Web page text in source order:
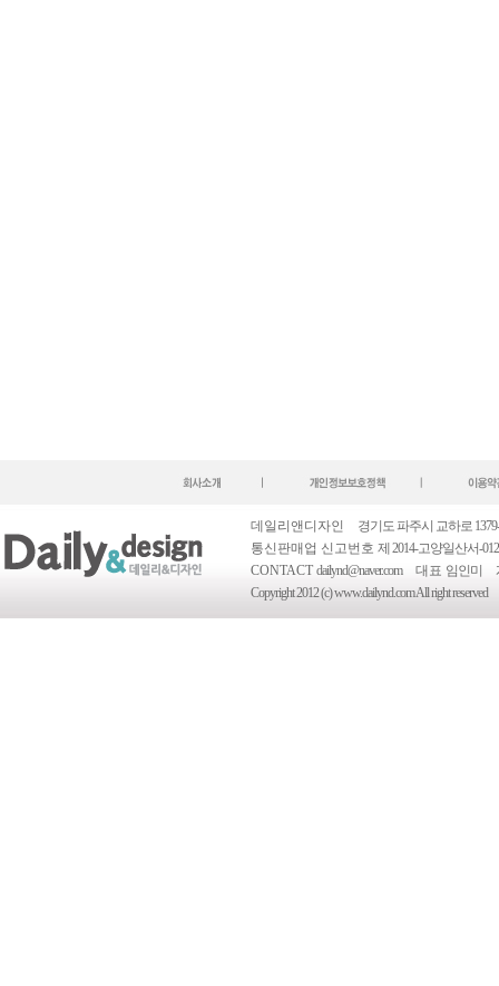
데일리앤디자인
경기도 파주시 교하로
통신판매업 신고번호 제 2014-고양일산서-
CONTACT dailynd@naver.com 대표 임인미
Copyright 2012 (c) www.dailynd.com All right reserved